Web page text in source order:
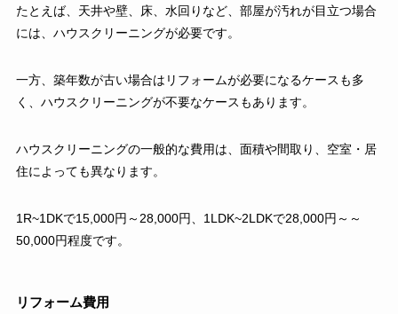
たとえば、天井や壁、床、水回りなど、部屋が汚れが目立つ場合
には、ハウスクリーニングが必要です。
一方、築年数が古い場合はリフォームが必要になるケースも多
く、ハウスクリーニングが不要なケースもあります。
ハウスクリーニングの一般的な費用は、面積や間取り、空室・居
住によっても異なります。
1R~1DKで15,000円～28,000円、1LDK~2LDKで28,000円～～
50,000円程度です。
リフォーム費用